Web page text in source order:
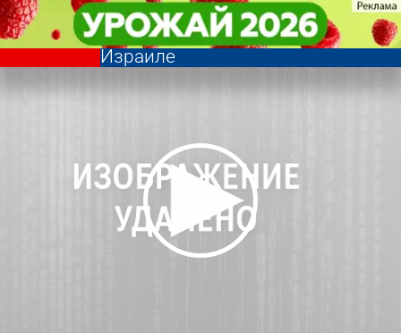
Актер Пензенского драмтеатра М.
Каплан продолжает лечение в
Израиле
Общество Актер Пензенского драмтеатра М.
Каплан продолжает лечение в
Израиле
Общество
Другие новости по теме
Погода и курсы валют в
Пензе